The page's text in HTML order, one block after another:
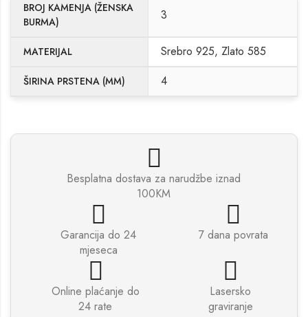
BROJ KAMENJA (ŽENSKA
BURMA)
3
MATERIJAL Srebro 925, Zlato 585
ŠIRINA PRSTENA (MM) 4
Besplatna dostava za narudžbe iznad
100KM
Garancija do 24
mjeseca
7 dana povrata
Online plaćanje do
24 rate
Lasersko
graviranje